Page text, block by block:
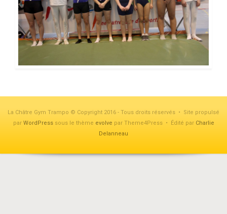
La Châtre Gym Trampo © Copyright 2016 - Tous droits réservés • Site propulsé
par WordPresssous le thème evolve par Theme4Press • Édité par Charlie
Delanneau